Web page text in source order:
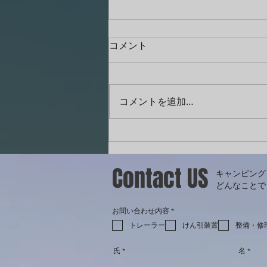
2025 GWは長野へ
コメント
コメントを追加…
Contact US
キャンピン
どんなこと
お問い合わせ内容 *必
目
トレーラー けん引装置 整備・修
氏 名